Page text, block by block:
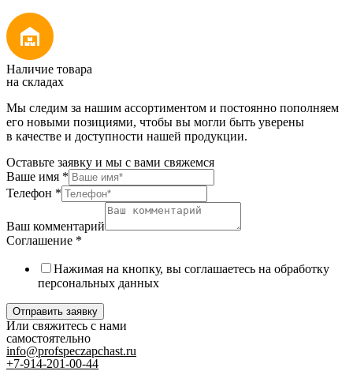
Наличие товара
на складах
Мы следим за нашим ассортиментом и постоянно пополняем
его новыми позициями, чтобы вы могли быть уверены
в качестве и доступности нашей продукции.
Оставьте заявку и мы с вами свяжемся
Ваше имя *
Телефон *
Ваш комментарий
Соглашение *
Нажимая на кнопку, вы соглашаетесь на обработку
персональных данных
Отправить заявку
Или свяжитесь с нами
самостоятельно
info@profspeczapchast.ru
+7-914-201-00-44